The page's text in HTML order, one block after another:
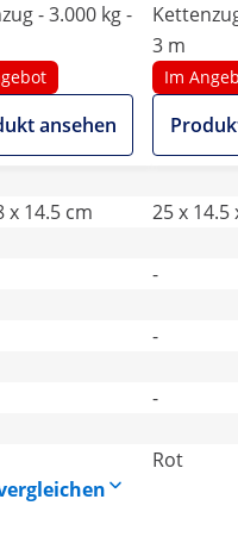
- 3.000 kg -
ansehen
3 m
Im
x 14.5 cm
25 x 14.5
-
-
-
Rot